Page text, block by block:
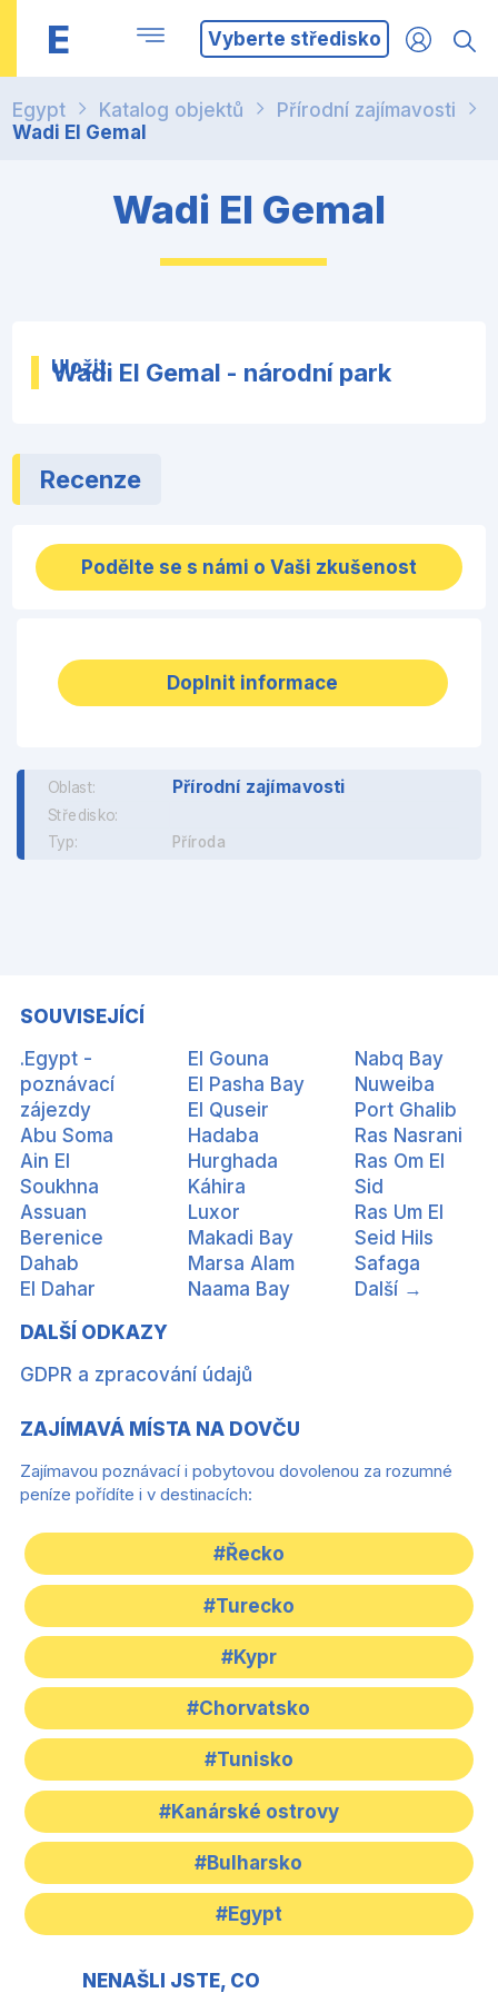
E Vyberte středisko
Egypt Katalog objektů
Přírodní zajímavosti
Wadi El Gemal
Wadi El Gemal
Uložit
Wadi El Gemal - národní park
Recenze
Podělte se s námi o Vaši zkušenost
Doplnit informace
Oblast: Přírodní zajímavosti
Středisko:
Typ: Příroda
SOUVISEJÍCÍ
.Egypt -
poznávací
zájezdy
Abu Soma
Ain El
Soukhna
Assuan
Berenice
Dahab
El Dahar
El Gouna
El Pasha Bay
El Quseir
Hadaba
Hurghada
Káhira
Luxor
Makadi Bay
Marsa Alam
Naama Bay
Nabq Bay
Nuweiba
Port Ghalib
Ras Nasrani
Ras Om El
Sid
Ras Um El
Seid Hils
Safaga
Další →
DALŠÍ ODKAZY
GDPR a zpracování údajů
ZAJÍMAVÁ MÍSTA NA DOVČU
Zajímavou poznávací i pobytovou dovolenou za rozumné
peníze pořídíte i v destinacích:
#Řecko
#Turecko
#Kypr
#Chorvatsko
#Tunisko
#Kanárské ostrovy
#Bulharsko
#Egypt
NENAŠLI JSTE, CO